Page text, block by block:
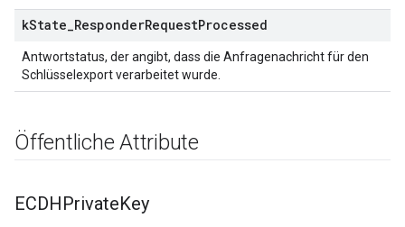
kState ResponderRequestProcessed
Antwortstatus, der angibt, dass die Anfragenachricht für den
Schlüsselexport verarbeitet wurde.
Öffentliche Attribute
ECDHPrivateKey